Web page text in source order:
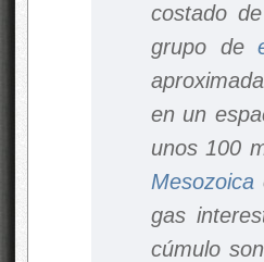
costado
grupo de
en un
unos 100
Mesozoica
gas
cúmulo